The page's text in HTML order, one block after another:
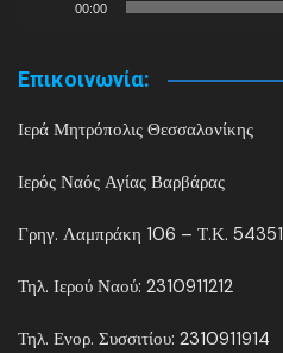
00:00
Επικοινωνία:
Ιερά Μητρόπολις Θεσσαλονίκης
Ιερός Ναός Αγίας Βαρβάρας
Γρηγ. Λαμπράκη 106 – Τ.Κ. 54351
Τηλ. Ιερού Ναού: 2310911212
Τηλ. Ενορ. Συσσιτίου: 2310911914